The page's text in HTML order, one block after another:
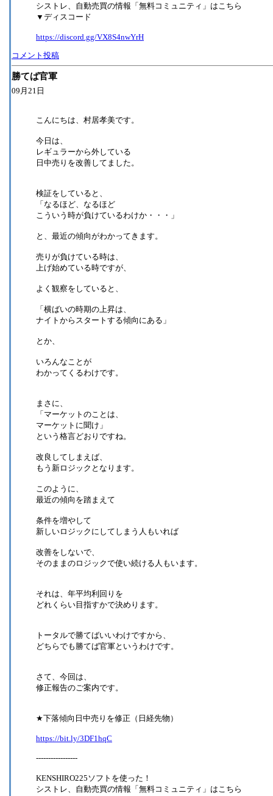
シストレ、自動売買の情報「無料コミュニティ」はこちら
▼ディスコード
https://discord.gg/VX8S4nwYrH
コメント投稿
勝てば官軍
09月21日
こんにちは、村居孝美です。
今日は、
レギュラーから外している
日中売りを改善してました。
検証をしていると、
「なるほど、なるほど
こういう時が負けているわけか・・・」
と、最近の傾向がわかってきます。
売りが負けている時は、
上げ始めている時ですが、
よく観察をしていると、
「横ばいの時期の上昇は、
ナイトからスタートする傾向にある」
とか、
いろんなことが
わかってくるわけです。
まさに、
「マーケットのことは、
マーケットに聞け」
という格言どおりですね。
改良してしまえば、
もう新ロジックとなります。
このように、
最近の傾向を踏まえて
条件を増やして
新しいロジックにしてしまう人もいれば
改善をしないで、
そのままのロジックで使い続ける人もいます。
それは、年平均利回りを
どれくらい目指すかで決めります。
トータルで勝てばいいわけですから、
どちらでも勝てば官軍というわけです。
さて、今回は、
修正報告のご案内です。
★下落傾向日中売りを修正（日経先物）
https://bit.ly/3DF1hqC
-----------------
KENSHIRO225ソフトを使った！
シストレ、自動売買の情報「無料コミュニティ」はこちら